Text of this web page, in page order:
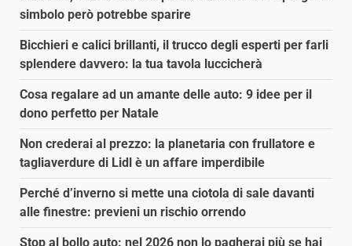
simbolo però potrebbe sparire
Bicchieri e calici brillanti, il trucco degli esperti per farli
splendere davvero: la tua tavola luccicherà
Cosa regalare ad un amante delle auto: 9 idee per il
dono perfetto per Natale
Non crederai al prezzo: la planetaria con frullatore e
tagliaverdure di Lidl è un affare imperdibile
Perché d’inverno si mette una ciotola di sale davanti
alle finestre: previeni un rischio orrendo
Stop al bollo auto: nel 2026 non lo pagherai più se hai